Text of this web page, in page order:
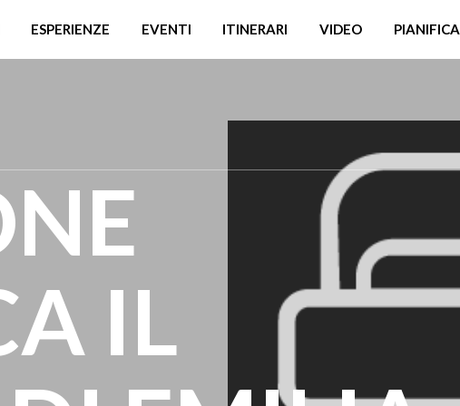
ESPERIENZE EVENTI ITINERARI VIDEO PIANIFICA
IL